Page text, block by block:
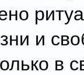
и
в